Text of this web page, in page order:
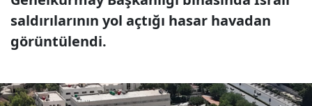
saldırılarının yol açtığı hasar havadan
görüntülendi.